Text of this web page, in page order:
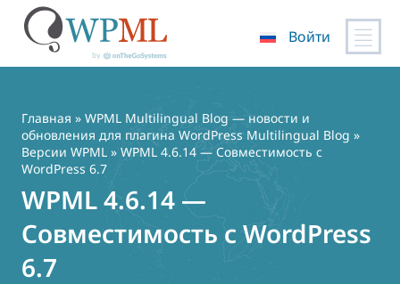
содержимому
Войти
Главная » WPML Multilingual Blog — новости и
обновления для плагина WordPress Multilingual Blog »
Версии WPML » WPML 4.6.14 — Совместимость с
WordPress 6.7
WPML 4.6.14 —
Совместимость с WordPress
6.7